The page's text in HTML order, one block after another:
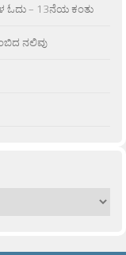
ಓದು – 13ನೆಯ ಕಂತು
ನಲಿವು